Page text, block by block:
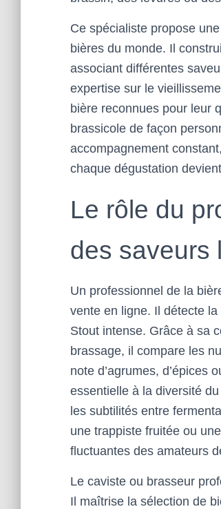
Ce spécialiste propose
bières du monde. Il
associant différentes
expertise sur le
bière reconnues pour leur
brassicole de façon
accompagnement
chaque dégustation
Le rôle du
des saveurs
Un professionnel de la
vente en ligne. Il détecte
Stout intense. Grâce à sa
brassage, il compare les
note d’agrumes, d’épices
essentielle à la diversité
les subtilités entre
une trappiste fruitée ou
fluctuantes des amateurs
Le caviste ou brasseur
Il maîtrise la sélection de